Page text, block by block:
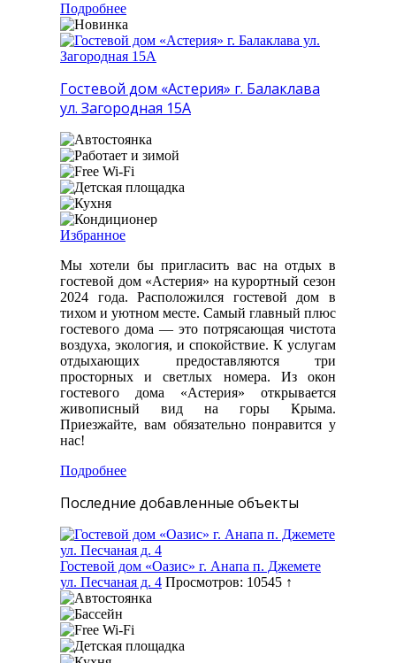
Подробнее
Гостевой дом «Астерия» г. Балаклава
ул. Загородная 15А
Избранное
Мы хотели бы пригласить вас на отдых в
гостевой дом «Астерия» на курортный сезон
2024 года. Расположился гостевой дом в
тихом и уютном месте. Самый главный плюс
гостевого дома — это потрясающая чистота
воздуха, экология, и спокойствие. К услугам
отдыхающих предоставляются три
просторных и светлых номера. Из окон
гостевого дома «Астерия» открывается
живописный вид на горы Крыма.
Приезжайте, вам обязательно понравится у
нас!
Подробнее
Последние добавленные объекты
Гостевой дом «Оазис» г. Анапа п. Джемете
ул. Песчаная д. 4 Просмотров: 10545 ↑